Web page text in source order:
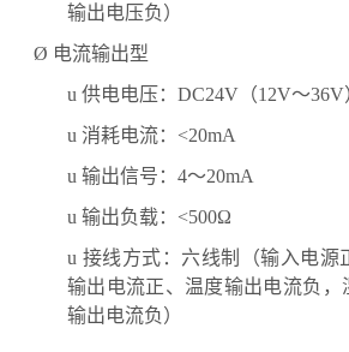
输出电压负）
Ø 电流输出型
u 供电电压： DC24V（12V～36V
u 消耗电流： <20mA
u 输出信号： 4～20mA
u 输出负载： <500Ω
u 接线方式：六线制（输入电源
输出电流正、温度输出电流负
输出电流负）